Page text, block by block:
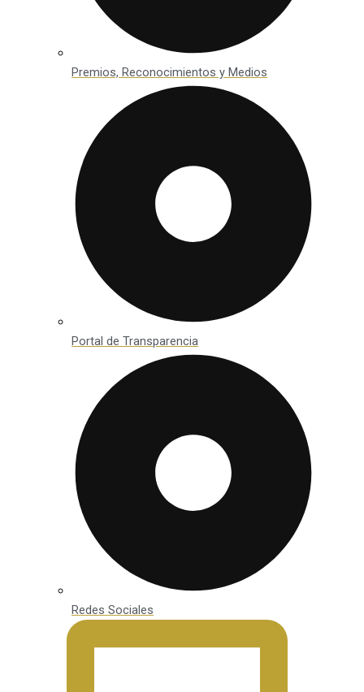
Premios, Reconocimientos y Medios
Portal de Transparencia
Redes Sociales